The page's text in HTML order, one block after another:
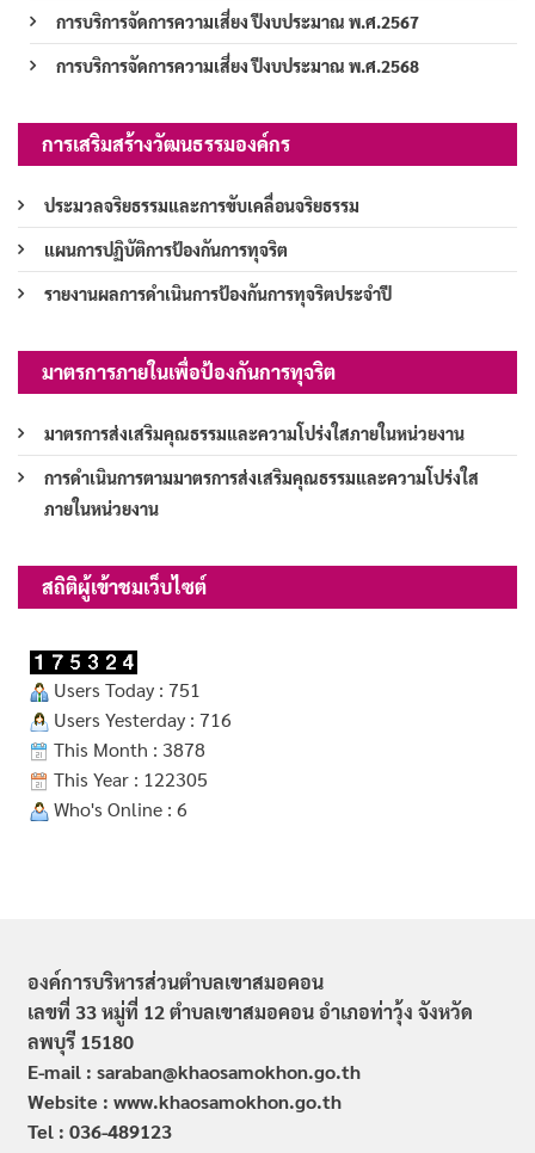
การบริการจัดการความเสี่ยง ปีงบประมาณ พ.ศ.2567
การบริการจัดการความเสี่ยง ปีงบประมาณ พ.ศ.2568
การเสริมสร้างวัฒนธรรมองค์กร
ประมวลจริยธรรมและการขับเคลื่อนจริยธรรม
แผนการปฏิบัติการป้องกันการทุจริต
รายงานผลการดำเนินการป้องกันการทุจริตประจำปี
มาตรการภายในเพื่อป้องกันการทุจริต
มาตรการส่งเสริมคุณธรรมและความโปร่งใสภายในหน่วยงาน
การดำเนินการตามมาตรการส่งเสริมคุณธรรมและความโปร่งใส
ภายในหน่วยงาน
สถิติผู้เข้าชมเว็บไซต์
Users Today : 751
Users Yesterday : 716
This Month : 3878
This Year : 122305
Who's Online : 6
องค์การบริหารส่วนตำบลเขาสมอคอน
เลขที่ 33 หมู่ที่ 12 ตำบลเขาสมอคอน อำเภอท่าวุ้ง จังหวัด
ลพบุรี 15180
E-mail : saraban@khaosamokhon.go.th
Website : www.khaosamokhon.go.th
Tel : 036-489123